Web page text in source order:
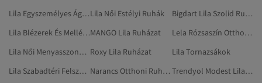
Lila Egyszemélyes ÁgytakarókLila Női Estélyi Ruhák
Bigdart Lila Szolid Ruházat
Lila Blézerek És MellényekMANGO Lila Ruházat
Lela Rózsaszín Otthoni Ruházat
Lila Női Menyasszonyi Ruha Roxy Lila Ruházat
Lila Tornazsákok
Lila Szabadtéri Felszerelés
Narancs Otthoni Ruházat
Trendyol Modest Lila Ruhák